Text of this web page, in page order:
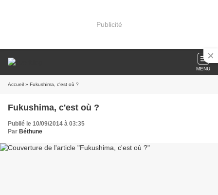
Publicité
MENU
Accueil » Fukushima, c'est où ?
Fukushima, c'est où ?
Publié le 10/09/2014 à 03:35
Par Béthune